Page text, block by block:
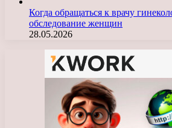
Когда обращаться к врачу
обследование женщин
28.05.2026